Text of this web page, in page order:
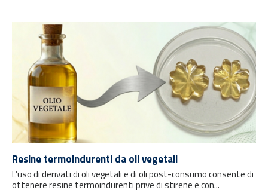
Resine termoindurenti da oli vegetali
L’uso di derivati di oli vegetali e di oli post-consumo consente di
ottenere resine termoindurenti prive di stirene e con...